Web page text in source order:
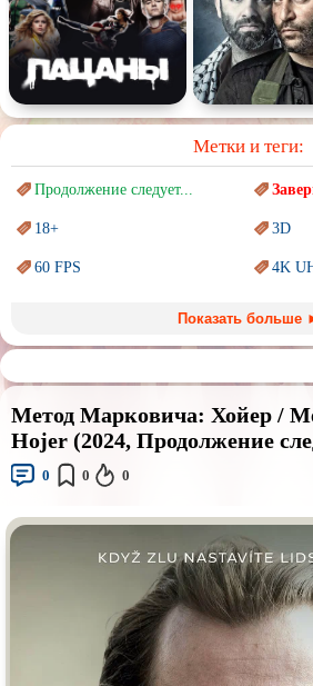
Метки и теги:
Продолжение следует...
18+ 3D
60 FPS 4K
Marvel
Sci-Fi (Научнаяфантастика) Trash
Авангард иСюрреализм
Аниме
Маги
Наркотики
Показать больше
Метод Марковича: Хойер /
Hojer (2024, Продолжение
0 0 0